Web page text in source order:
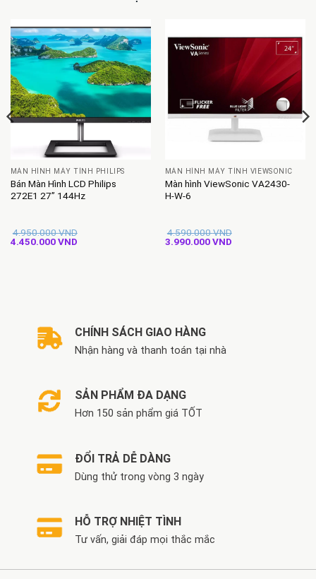
MÀN HÌNH MÁY TÍNH PHILIPS
Bán Màn Hình LCD Philips
272E1 27” 144Hz
4.950.000VND
Giá
4.450.000VNDGiá
MÀN HÌNH MÁY TÍNH VIEWSONIC
Màn hình ViewSonic VA2430-
H-W-6
4.590.000VND
Giá
3.990.000VNDGiá
CHÍNH SÁCH GIAO HÀNG
Nhận hàng và thanh toán tại nhà
SẢN PHẨM ĐA DẠNG
Hơn 150 sản phẩm giá TỐT
ĐỔI TRẢ DỄ DÀNG
Dùng thử trong vòng 3 ngày
HỖ TRỢ NHIỆT TÌNH
Tư vấn, giải đáp mọi thắc mắc